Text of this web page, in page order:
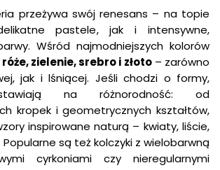
przeżywa swój renesans – na topie
pastele, jak i intensywne,
Wśród najmodniejszych kolorów
zielenie, srebro i złoto– zarówno
jak i lśniącej. Jeśli chodzi o formy,
na różnorodność: od
kropek i geometrycznych kształtów,
inspirowane naturą – kwiaty, liście,
są też kolczyki z wielobarwną
cyrkoniami czy nieregularnymi